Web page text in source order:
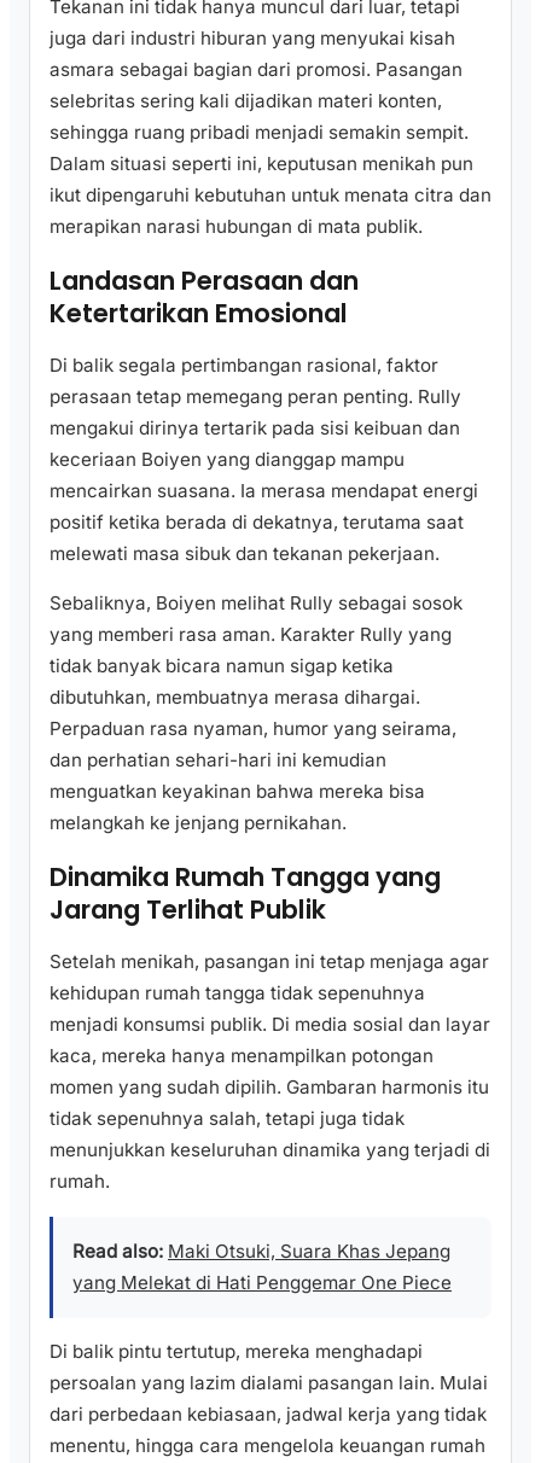
Tekanan ini tidak hanya muncul dari luar, tetapi
juga dari industri hiburan yang menyukai kisah
asmara sebagai bagian dari promosi. Pasangan
selebritas sering kali dijadikan materi konten,
sehingga ruang pribadi menjadi semakin sempit.
Dalam situasi seperti ini, keputusan menikah pun
ikut dipengaruhi kebutuhan untuk menata citra dan
merapikan narasi hubungan di mata publik.
Landasan Perasaan dan
Ketertarikan Emosional
Di balik segala pertimbangan rasional, faktor
perasaan tetap memegang peran penting. Rully
mengakui dirinya tertarik pada sisi keibuan dan
keceriaan Boiyen yang dianggap mampu
mencairkan suasana. Ia merasa mendapat energi
positif ketika berada di dekatnya, terutama saat
melewati masa sibuk dan tekanan pekerjaan.
Sebaliknya, Boiyen melihat Rully sebagai sosok
yang memberi rasa aman. Karakter Rully yang
tidak banyak bicara namun sigap ketika
dibutuhkan, membuatnya merasa dihargai.
Perpaduan rasa nyaman, humor yang seirama,
dan perhatian sehari-hari ini kemudian
menguatkan keyakinan bahwa mereka bisa
melangkah ke jenjang pernikahan.
Dinamika Rumah Tangga yang
Jarang Terlihat Publik
Setelah menikah, pasangan ini tetap menjaga agar
kehidupan rumah tangga tidak sepenuhnya
menjadi konsumsi publik. Di media sosial dan layar
kaca, mereka hanya menampilkan potongan
momen yang sudah dipilih. Gambaran harmonis itu
tidak sepenuhnya salah, tetapi juga tidak
menunjukkan keseluruhan dinamika yang terjadi di
rumah.
Read also: Maki Otsuki, Suara Khas Jepang
yang Melekat di Hati Penggemar One Piece
Di balik pintu tertutup, mereka menghadapi
persoalan yang lazim dialami pasangan lain. Mulai
dari perbedaan kebiasaan, jadwal kerja yang tidak
menentu, hingga cara mengelola keuangan rumah